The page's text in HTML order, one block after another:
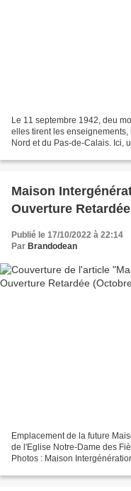
Le 11 septembre 1942, deu
elles tirent les
Nord et du Pas-de-Calais. Ici,
Maison
Ouverture
Publié le 17/10/2022 à 22:14
Par Brandodean
Emplacement de la future
de l'Eglise Notre-Dame des
Photos : Maison